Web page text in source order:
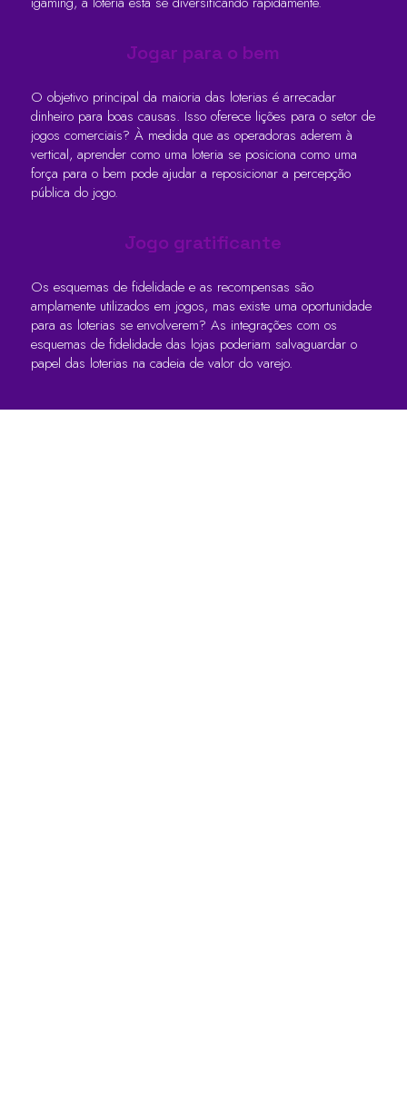
Jogar para o bem
O objetivo principal da maioria das loterias é arrecadar
dinheiro para boas causas. Isso oferece lições para o setor de
jogos comerciais? À medida que as operadoras aderem à
vertical, aprender como uma loteria se posiciona como uma
força para o bem pode ajudar a reposicionar a percepção
pública do jogo.
Jogo gratificante
Os esquemas de fidelidade e as recompensas são
amplamente utilizados em jogos, mas existe uma oportunidade
para as loterias se envolverem? As integrações com os
esquemas de fidelidade das lojas poderiam salvaguardar o
papel das loterias na cadeia de valor do varejo.